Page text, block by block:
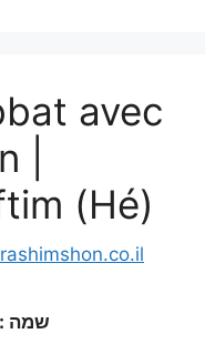
avec
|
(Hé)
Lettre et page : שמה